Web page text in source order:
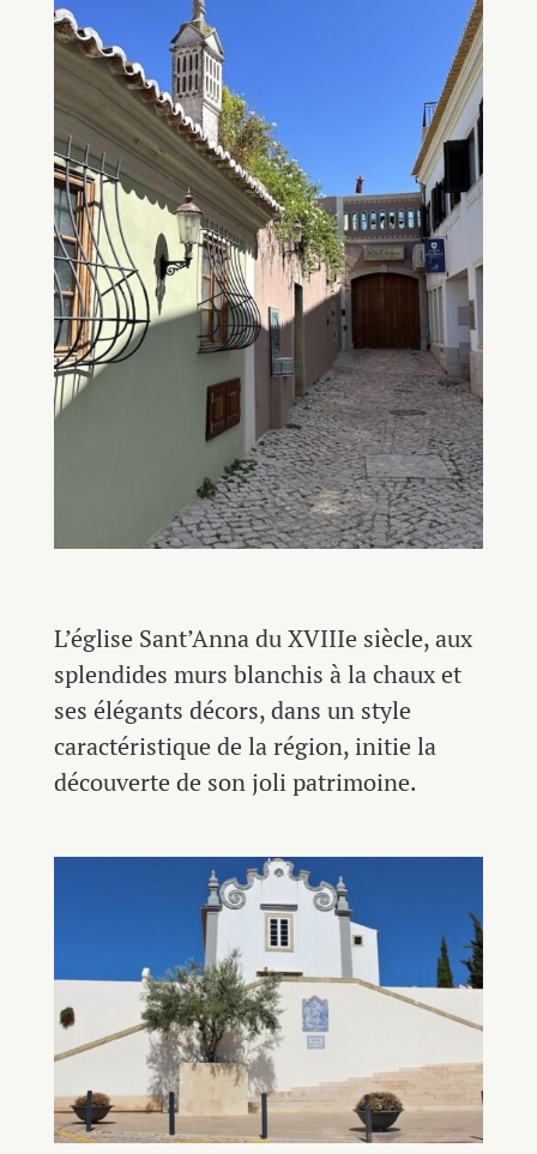
L’église Sant’Anna du XVIIIe siècle, aux
splendides murs blanchis à la chaux et
ses élégants décors, dans un style
caractéristique de la région, initie la
découverte de son joli patrimoine.